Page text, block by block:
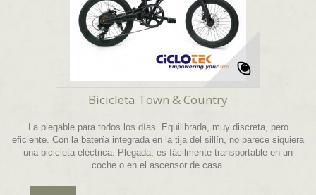
Bicicleta Town & Country
La plegable para todos los días. Equilibrada, muy discreta, pero
eficiente. Con la batería integrada en la tija del sillín, no parece siquiera
una bicicleta eléctrica. Plegada, es fácilmente transportable en un
coche o en el ascensor de casa.